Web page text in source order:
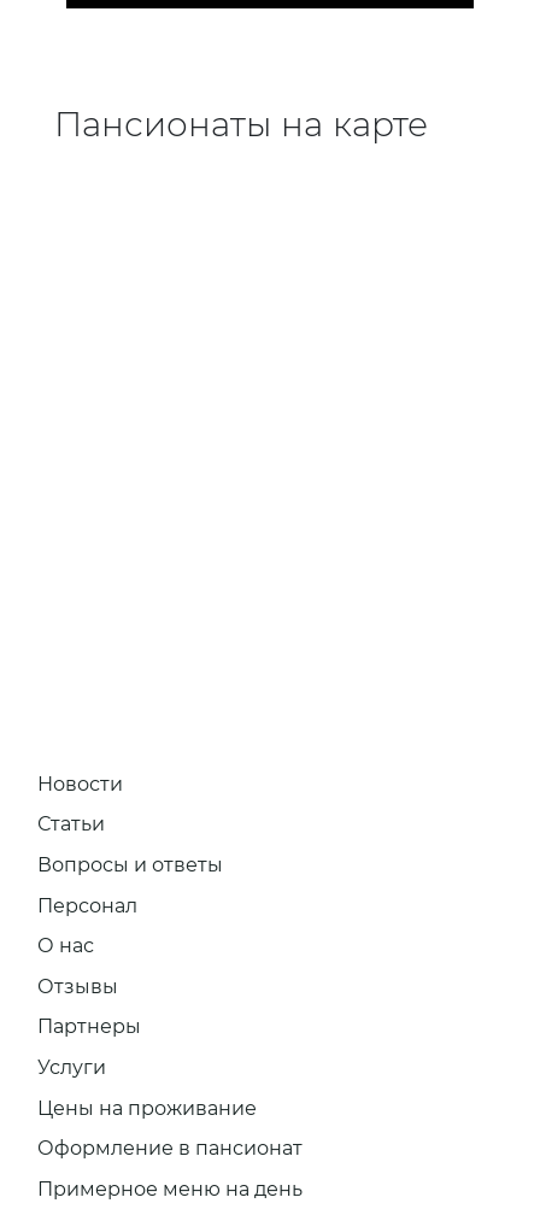
Пансионаты на карте
Новости
Статьи
Вопросы и ответы
Персонал
О нас
Отзывы
Партнеры
Услуги
Цены на проживание
Оформление в пансионат
Примерное меню на день